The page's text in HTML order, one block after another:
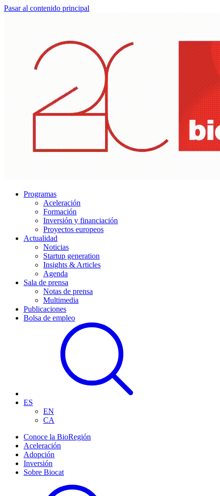
Pasar al contenido principal
Programas
Aceleración
Formación
Inversión y financiación
Proyectos europeos
Actualidad
Noticias
Startup generation
Insights & Articles
Agenda
Sala de prensa
Notas de prensa
Multimedia
Publicaciones
Bolsa de empleo
ES
EN
CA
Conoce la BioRegión
Aceleración
Adopción
Inversión
Sobre Biocat